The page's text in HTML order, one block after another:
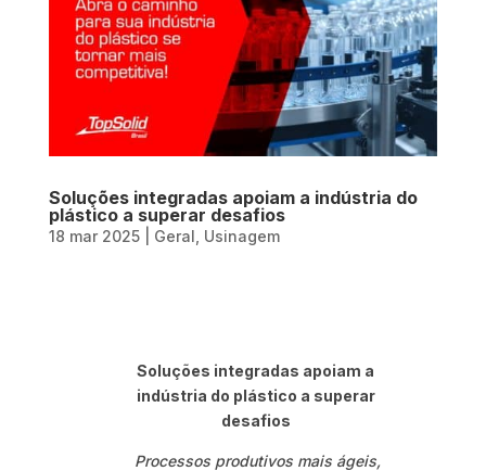
Soluções integradas apoiam a indústria do
plástico a superar desafios
18 mar 2025| Geral Usinagem
Soluções integradas apoiam a
indústria do plástico a superar
desafios
Processos produtivos mais ágeis,